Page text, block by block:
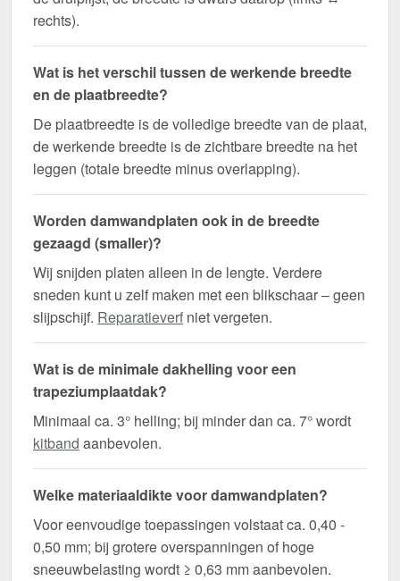
rechts).
Wat is het verschil tussen de werkende breedte
en de plaatbreedte?
De plaatbreedte is de volledige breedte van de plaat,
de werkende breedte is de zichtbare breedte na het
leggen (totale breedte minus overlapping).
Worden damwandplaten ook in de breedte
gezaagd (smaller)?
Wij snijden platen alleen in de lengte. Verdere
sneden kunt u zelf maken met een blikschaar – geen
slijpschijf. Reparatieverf niet vergeten.
Wat is de minimale dakhelling voor een
trapeziumplaatdak?
Minimaal ca. 3° helling; bij minder dan ca. 7° wordt
kitband aanbevolen.
Welke materiaaldikte voor damwandplaten?
Voor eenvoudige toepassingen volstaat ca. 0,40 -
0,50 mm; bij grotere overspanningen of hoge
sneeuwbelasting wordt ≥ 0,63 mm aanbevolen.